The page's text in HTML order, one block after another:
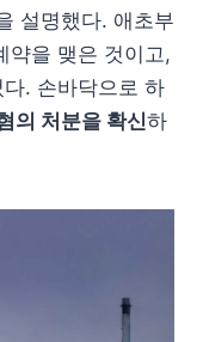
설명했다. 애초부
약을 맺은 것이고,
. 손바닥으로 하
의 처분을 확신하